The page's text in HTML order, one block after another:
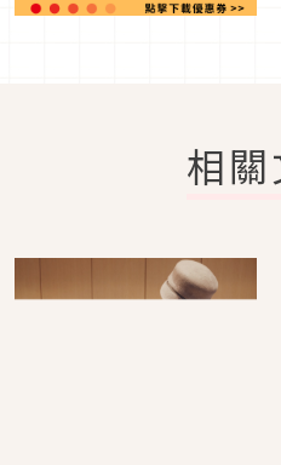
相關